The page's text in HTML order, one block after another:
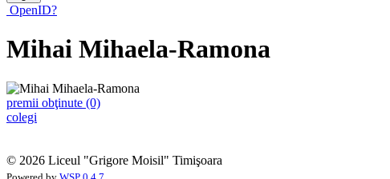
OpenID?
Mihai Mihaela-Ramona
premii obţinute (0)
colegi
© 2026 Liceul "Grigore Moisil" Timişoara